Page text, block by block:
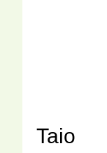
Taio